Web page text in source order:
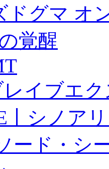
ドグマ オ
覚醒
レイブエ
丨シノア
ード・シ